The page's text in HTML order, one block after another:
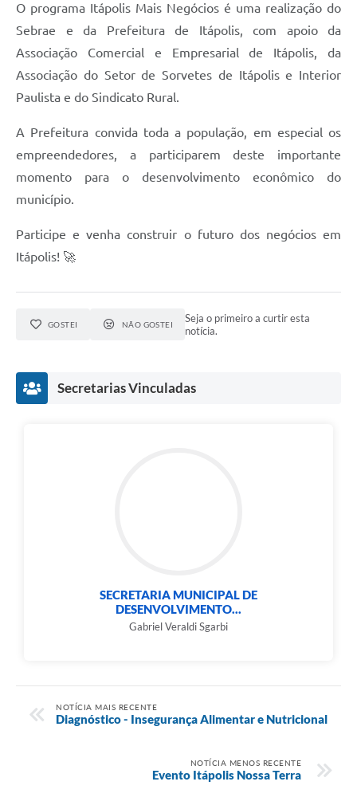
O programa Itápolis Mais Negócios é uma realização do
Sebrae e da Prefeitura de Itápolis, com apoio da
Associação Comercial e Empresarial de Itápolis, da
Associação do Setor de Sorvetes de Itápolis e Interior
Paulista e do Sindicato Rural.
A Prefeitura convida toda a população, em especial os
empreendedores, a participarem deste importante
momento para o desenvolvimento econômico do
município.
Participe e venha construir o futuro dos negócios em
Itápolis! 🚀
GOSTEI NÃO GOSTEI
Seja o primeiro a curtir esta
notícia.
Secretarias Vinculadas
SECRETARIA MUNICIPAL DE
DESENVOLVIMENTO...
Gabriel Veraldi Sgarbi
NOTÍCIA MAIS RECENTE
Diagnóstico - Insegurança Alimentar e Nutricional
NOTÍCIA MENOS RECENTE
Evento Itápolis Nossa Terra